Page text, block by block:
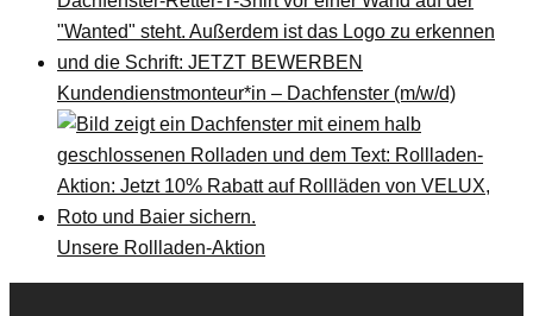
Kundendienstmonteur*in – Dachfenster (m/w/d)
Unsere Rollladen-Aktion